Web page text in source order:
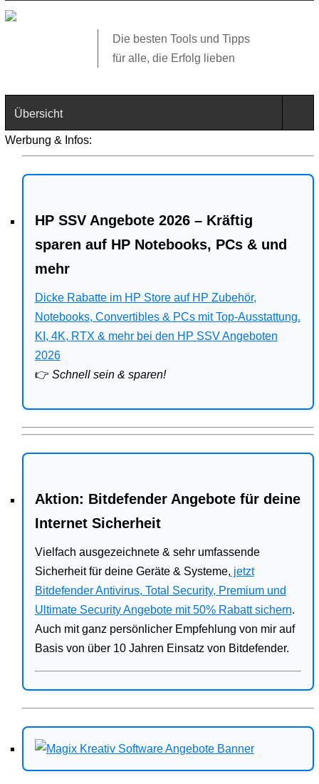
Die besten Tools und Tipps
für alle, die Erfolg lieben
Übersicht
Web
Business
Angebote
Bitdefender
Ratgeber
Werbung & Infos:
HP SSV Angebote 2026 – Kräftig
sparen auf HP Notebooks, PCs & und
mehr
Dicke Rabatte im HP Store auf HP Zubehör,
Notebooks, Convertibles & PCs mit Top-Ausstattung.
KI, 4K, RTX & mehr bei den HP SSV Angeboten
2026
👉 Schnell sein & sparen!
Aktion: Bitdefender Angebote für deine
Internet Sicherheit
Vielfach ausgezeichnete & sehr umfassende
Sicherheit für deine Geräte & Systeme, jetzt
Bitdefender Antivirus, Total Security, Premium und
Ultimate Security Angebote mit 50% Rabatt sichern.
Auch mit ganz persönlicher Empfehlung von mir auf
Basis von über 10 Jahren Einsatz von Bitdefender.